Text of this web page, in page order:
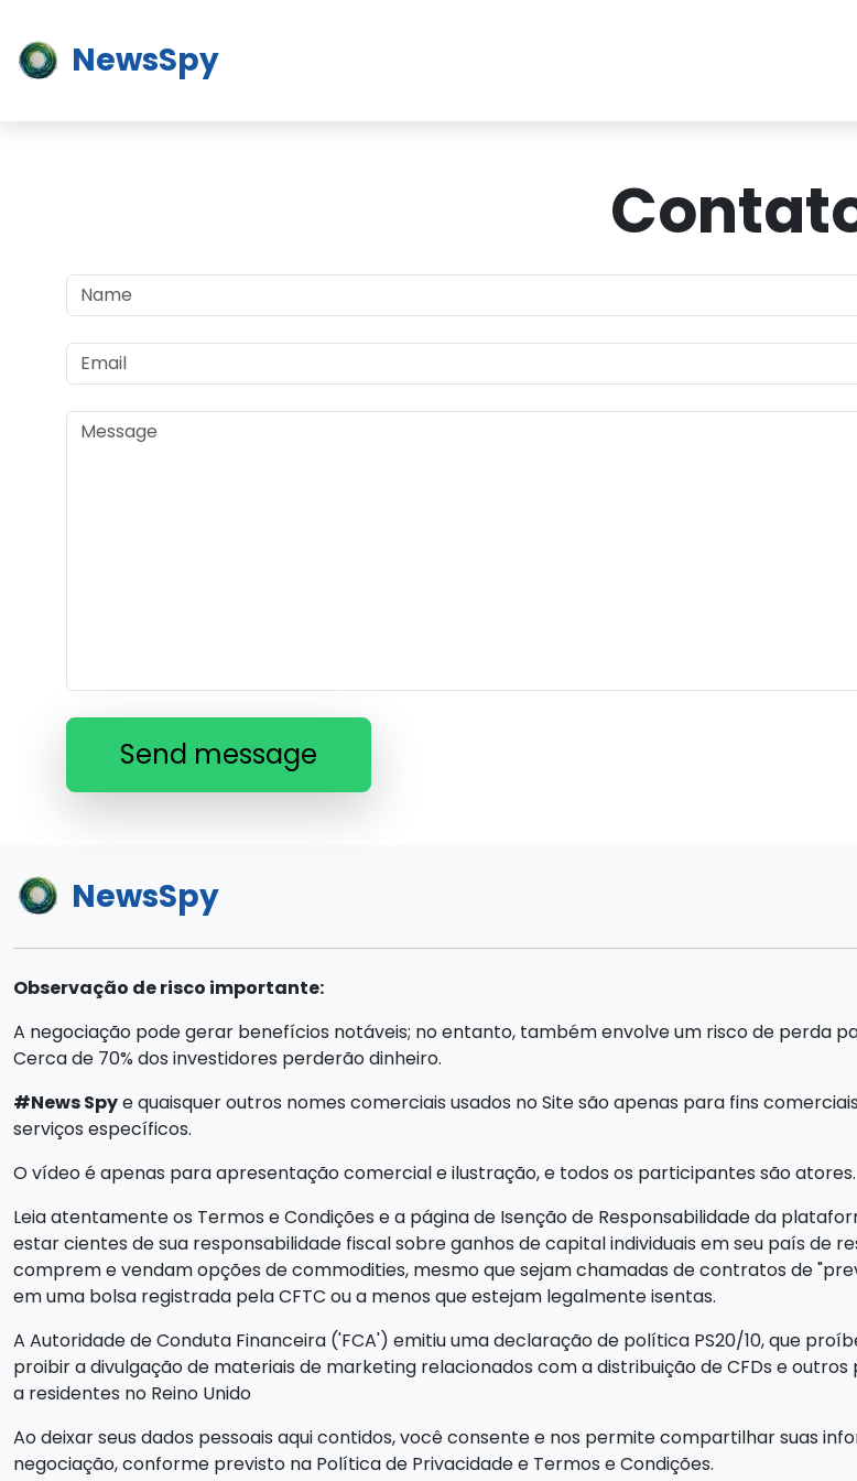
NewsSpy
Send message
NewsSpy
Observação de risco importante:
A negociação pode gerar benefícios notáveis; no entanto, também envolve um risco de perda
Cerca de 70% dos investidores perderão dinheiro.
#News Spye quaisquer outros nomes comerciais usados no Site são apenas para fins
serviços específicos.
O vídeo é apenas para apresentação comercial e ilustração, e todos os participantes são atores.
Leia atentamente os Termos e Condições e a página de Isenção de Responsabilidade da
estar cientes de sua responsabilidade fiscal sobre ganhos de capital individuais em seu país de
comprem e vendam opções de commodities, mesmo que sejam chamadas de contratos de
em uma bolsa registrada pela CFTC ou a menos que estejam legalmente isentas.
A Autoridade de Conduta Financeira ('FCA') emitiu uma declaração de política PS20/10, que
proibir a divulgação de materiais de marketing relacionados com a distribuição de CFDs e
a residentes no Reino Unido
Ao deixar seus dados pessoais aqui contidos, você consente e nos permite compartilhar suas
negociação, conforme previsto na Política de Privacidade e Termos e Condições.